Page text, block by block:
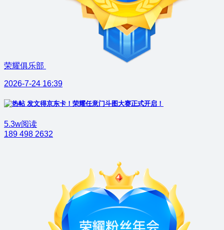
荣耀俱乐部
2026-7-24 16:39
发文得京东卡！荣耀任意门斗图大赛正式开启！
5.3w阅读
189 498 2632